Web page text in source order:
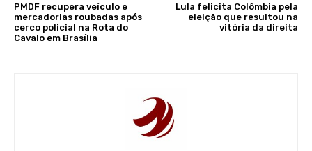
PMDF recupera veículo e
mercadorias roubadas após
cerco policial na Rota do
Cavalo em Brasília
Lula felicita Colômbia pela
eleição que resultou na
vitória da direita